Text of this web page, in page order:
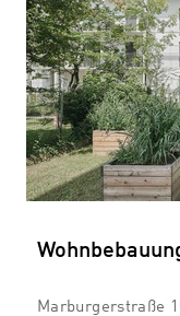
Marburgerstraße